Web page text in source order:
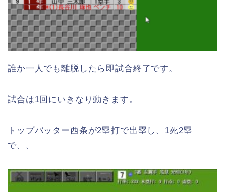
誰か一人でも離脱したら即試合終了です。
試合は1回にいきなり動きます。
トップバッター西条が2塁打で出塁し、1死2塁
で、、